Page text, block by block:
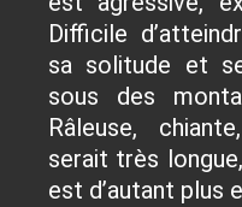
Difficile
sa solitude et
sous des
Râleuse,
serait très
est d’autant plus